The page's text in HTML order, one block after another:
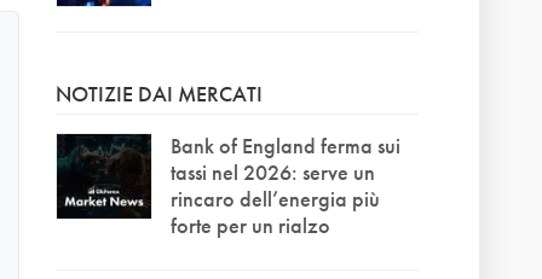
NOTIZIE DAI MERCATI
Bank of England ferma sui
tassi nel 2026: serve un
rincaro dell’energia più
forte per un rialzo